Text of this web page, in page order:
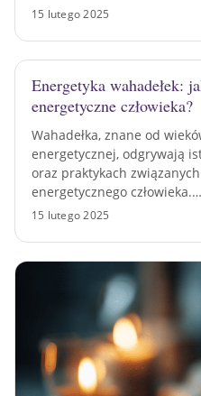
15 lutego 2025
Energetyka wahadełek:
energetyczne człowieka?
Wahadełka, znane od
energetycznej, odgrywają
oraz praktykach
energetycznego człowieka.…
15 lutego 2025